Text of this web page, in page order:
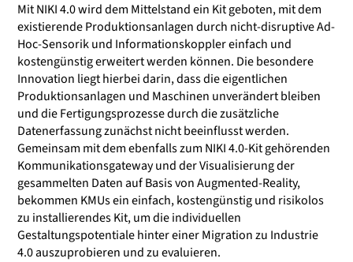
Mit NIKI 4.0 wird dem Mittelstand ein Kit geboten, mit dem
existierende Produktionsanlagen durch nicht-disruptive Ad-
Hoc-Sensorik und Informationskoppler einfach und
kostengünstig erweitert werden können. Die besondere
Innovation liegt hierbei darin, dass die eigentlichen
Produktionsanlagen und Maschinen unverändert bleiben
und die Fertigungsprozesse durch die zusätzliche
Datenerfassung zunächst nicht beeinflusst werden.
Gemeinsam mit dem ebenfalls zum NIKI 4.0-Kit gehörenden
Kommunikationsgateway und der Visualisierung der
gesammelten Daten auf Basis von Augmented-Reality,
bekommen KMUs ein einfach, kostengünstig und risikolos
zu installierendes Kit, um die individuellen
Gestaltungspotentiale hinter einer Migration zu Industrie
4.0 auszuprobieren und zu evaluieren.